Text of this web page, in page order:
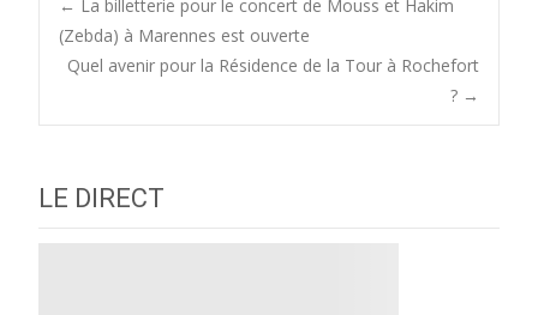
Post
navigation
← La billetterie pour le concert de Mouss et Hakim
(Zebda) à Marennes est ouverte
Quel avenir pour la Résidence de la Tour à Rochefort
? →
LE DIRECT